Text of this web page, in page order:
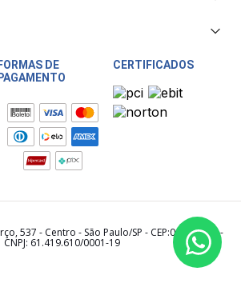
às 17:30
FORMAS DE
PAGAMENTO
CERTIFICADOS
537 - Centro - São Paulo/SP - CEP:01021-000 -
CNPJ: 61.419.610/0001-19